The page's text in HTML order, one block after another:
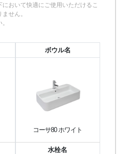
おいて快適にご使用いただけるこ
せん。
ボウル名
コーサ80 ホワイト
水栓名